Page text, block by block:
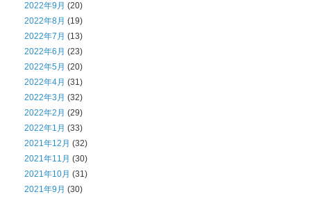
2022年9月 (20)
2022年8月 (19)
2022年7月 (13)
2022年6月 (23)
2022年5月 (20)
2022年4月 (31)
2022年3月 (32)
2022年2月 (29)
2022年1月 (33)
2021年12月 (32)
2021年11月 (30)
2021年10月 (31)
2021年9月 (30)